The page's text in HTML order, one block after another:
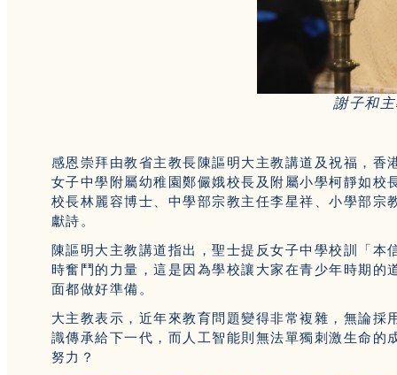
謝子和
感恩崇拜由教省主教長陳謳明大主教講道及祝福，
女子中學附屬幼稚園鄭儼娥校長及附屬小學柯靜如
校長林麗容博士、中學部宗教主任李星祥、小學部
獻詩。
陳謳明大主教講道指出，聖士提反女子中學校訓「
時奮鬥的力量，這是因為學校讓大家在青少年時期
面都做好準備。
大主教表示，近年來教育問題變得非常複雜，無論
識傳承給下一代，而人工智能則無法單獨刺激生命
努力？